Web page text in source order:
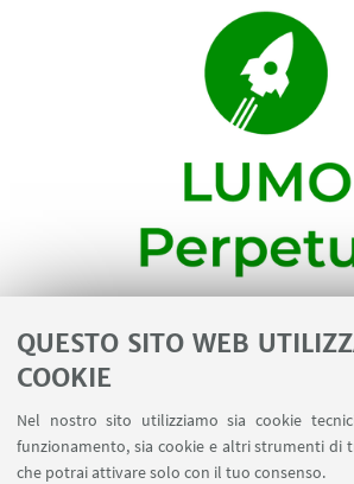
QUESTO SITO WEB
COOKIE
Nel nostro sito utilizziamo sia cookie
funzionamento, sia cookie e altri strumenti di
che potrai attivare solo con il tuo consenso.
Ispirato alla natura, nasce
autosufficiente e sostenibile che
alghe e producono energia
alimentare LED. Grazie alla passione